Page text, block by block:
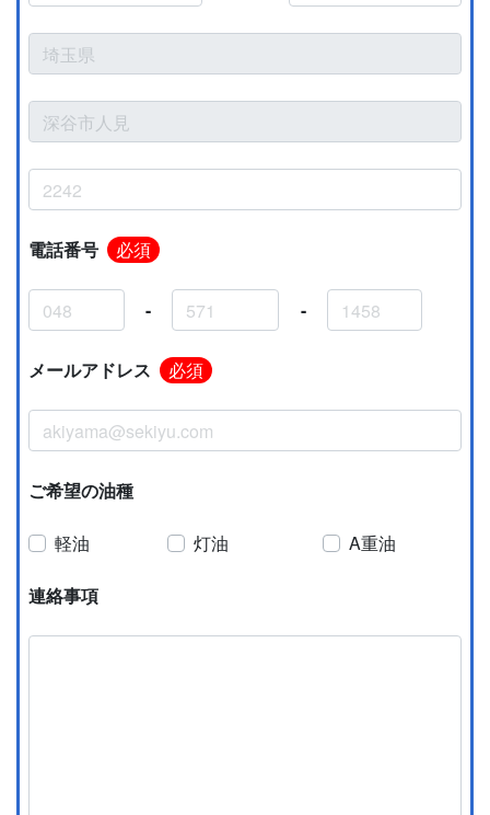
電話番号 必須
- -
メールアドレス 必須
ご希望の油種
軽油 灯油 A重油
連絡事項